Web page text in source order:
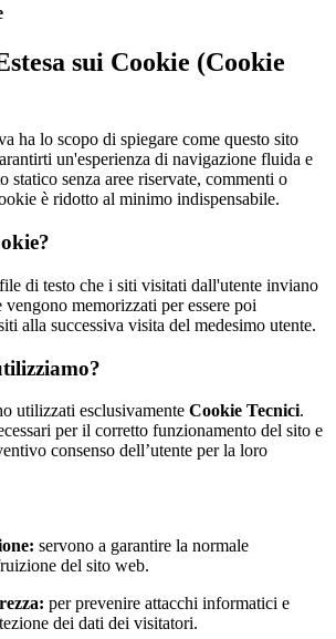
sui Cookie (Cookie
ha lo scopo di spiegare come questo sito
un'esperienza di navigazione fluida e
statico senza aree riservate, commenti o
è ridotto al minimo indispensabile.
di testo che i siti visitati dall'utente inviano
memorizzati per essere poi
alla successiva visita del medesimo utente.
utilizzati esclusivamente Cookie Tecnici.
per il corretto funzionamento del sito e
consenso dell’utente per la loro
servono a garantire la normale
del sito web.
per prevenire attacchi informatici e
dei dati dei visitatori.